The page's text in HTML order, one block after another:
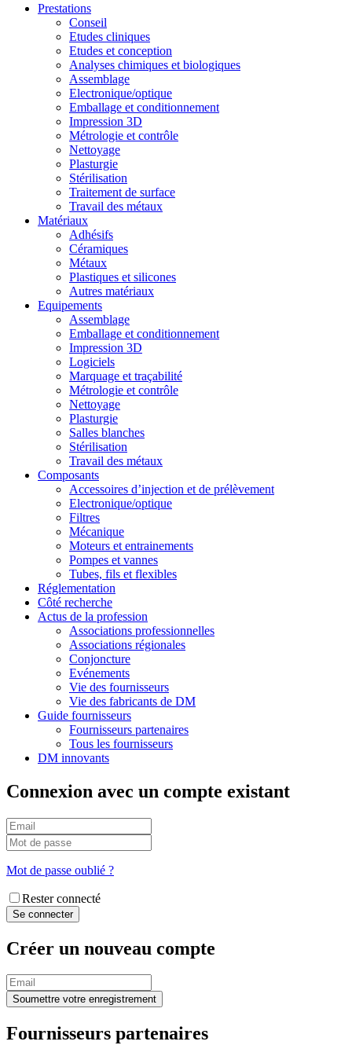
Prestations
Conseil
Etudes cliniques
Etudes et conception
Analyses chimiques et biologiques
Assemblage
Electronique/optique
Emballage et conditionnement
Impression 3D
Métrologie et contrôle
Nettoyage
Plasturgie
Stérilisation
Traitement de surface
Travail des métaux
Matériaux
Adhésifs
Céramiques
Métaux
Plastiques et silicones
Autres matériaux
Equipements
Assemblage
Emballage et conditionnement
Impression 3D
Logiciels
Marquage et traçabilité
Métrologie et contrôle
Nettoyage
Plasturgie
Salles blanches
Stérilisation
Travail des métaux
Composants
Accessoires d’injection et de prélèvement
Electronique/optique
Filtres
Mécanique
Moteurs et entrainements
Pompes et vannes
Tubes, fils et flexibles
Réglementation
Côté recherche
Actus de la profession
Associations professionnelles
Associations régionales
Conjoncture
Evénements
Vie des fournisseurs
Vie des fabricants de DM
Guide fournisseurs
Fournisseurs partenaires
Tous les fournisseurs
DM innovants
Connexion avec un compte existant
Mot de passe oublié ?
Rester connecté
Créer un nouveau compte
Fournisseurs partenaires